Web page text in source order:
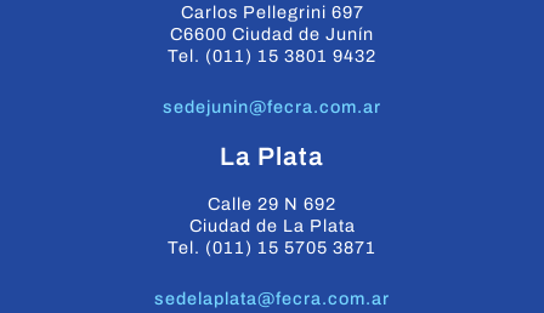
Carlos Pellegrini 697
C6600 Ciudad de Junín
Tel. (011) 15 3801 9432
sedejunin@fecra.com.ar
La Plata
Calle 29 N 692
Ciudad de La Plata
Tel. (011) 15 5705 3871
sedelaplata@fecra.com.ar